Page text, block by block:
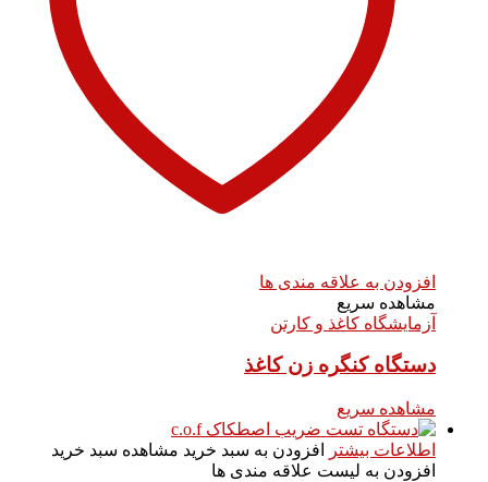
افزودن به علاقه مندی ها
مشاهده سریع
آزمایشگاه کاغذ و کارتن
دستگاه کنگره زن کاغذ
مشاهده سریع
اطلاعات بیشتر افزودن به سبد خرید مشاهده سبد خرید
افزودن به لیست علاقه مندی ها